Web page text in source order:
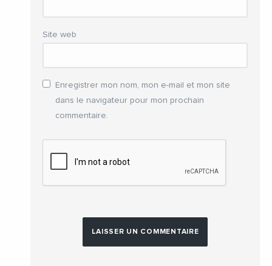
Site web
Enregistrer mon nom, mon e-mail et mon site
dans le navigateur pour mon prochain
commentaire.